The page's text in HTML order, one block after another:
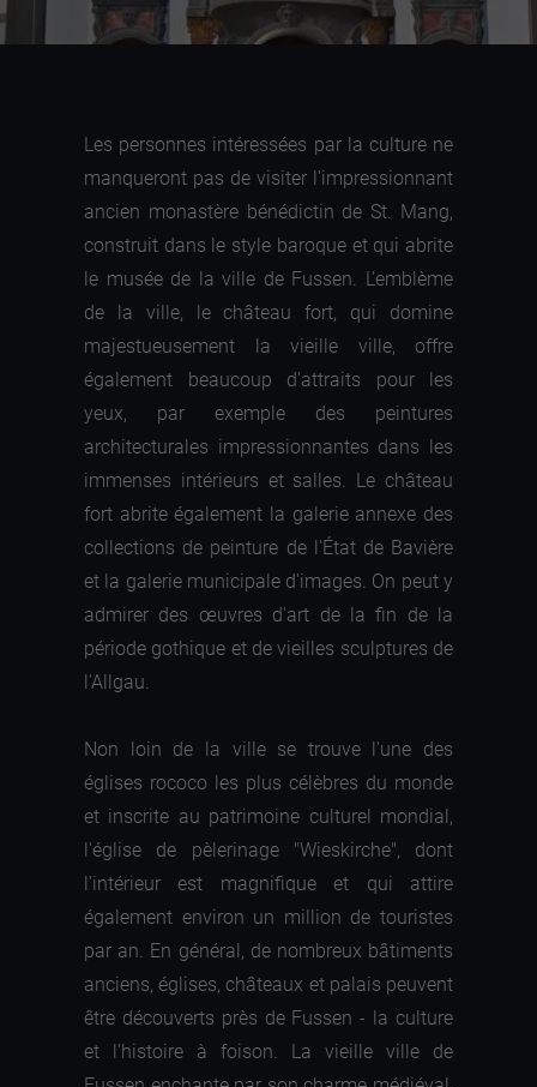
Les personnes intéressées par la culture ne
manqueront pas de visiter l'impressionnant
ancien monastère bénédictin de St. Mang,
construit dans le style baroque et qui abrite
le musée de la ville de Fussen. L'emblème
de la ville, le château fort, qui domine
majestueusement la vieille ville, offre
également beaucoup d'attraits pour les
yeux, par exemple des peintures
architecturales impressionnantes dans les
immenses intérieurs et salles. Le château
fort abrite également la galerie annexe des
collections de peinture de l'État de Bavière
et la galerie municipale d'images. On peut y
admirer des œuvres d'art de la fin de la
période gothique et de vieilles sculptures de
l'Allgau.
Non loin de la ville se trouve l'une des
églises rococo les plus célèbres du monde
et inscrite au patrimoine culturel mondial,
l'église de pèlerinage "Wieskirche", dont
l'intérieur est magnifique et qui attire
également environ un million de touristes
par an. En général, de nombreux bâtiments
anciens, églises, châteaux et palais peuvent
être découverts près de Fussen - la culture
et l'histoire à foison. La vieille ville de